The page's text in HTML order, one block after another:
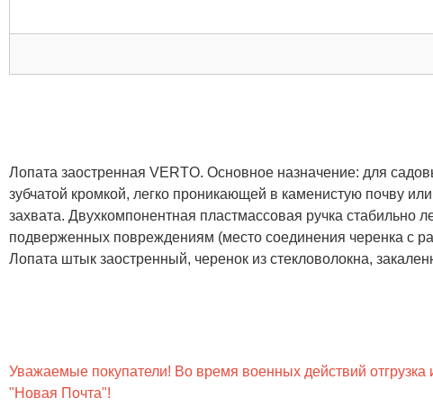
Лопата заостренная VERTO. Основное назначение: для
зубчатой кромкой, легко проникающей в каменистую почву
захвата. Двухкомпонентная пластмассовая ручка
подверженных повреждениям (место соединения черенка
Лопата штык заостренный, черенок из стекловолокна,
Уважаемые покупатели! Во время военных действий
"Новая Почта"!